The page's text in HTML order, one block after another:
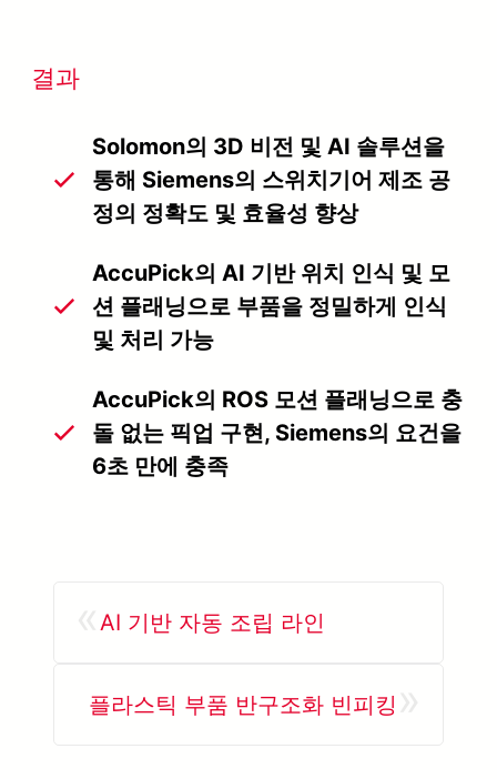
결과
Solomon의 3D 비전 및 AI 솔루션을
통해 Siemens의 스위치기어 제조 공
정의 정확도 및 효율성 향상
AccuPick의 AI 기반 위치 인식 및 모
션 플래닝으로 부품을 정밀하게 인식
및 처리 가능
AccuPick의 ROS 모션 플래닝으로 충
돌 없는 픽업 구현, Siemens의 요건을
6초 만에 충족
AI 기반 자동 조립 라인
플라스틱 부품 반구조화 빈피킹